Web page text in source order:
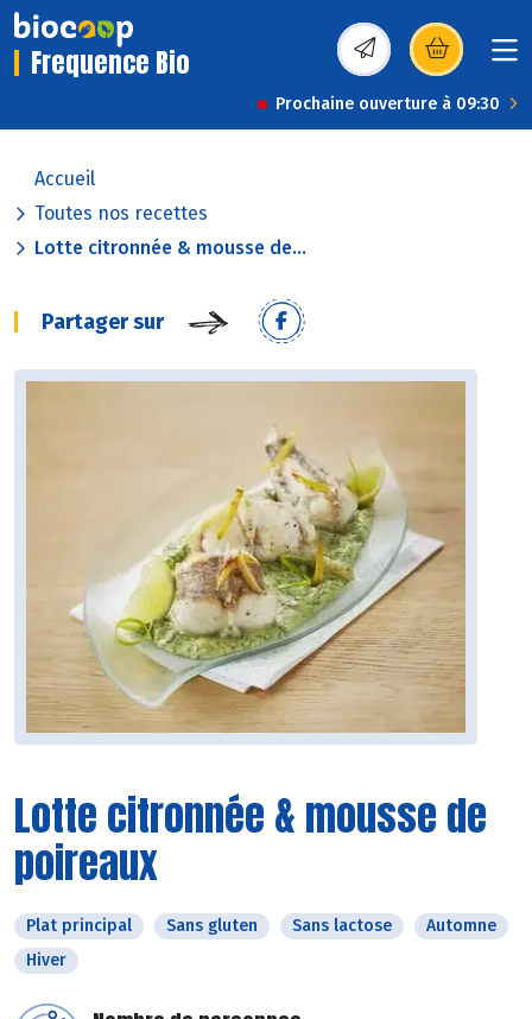
Frequence Bio (s’ouvre dans une
Prochaine ouverture à 09:30
Accueil
Toutes nos recettes
Lotte citronnée & mousse de...
Partager sur
Lotte citronnée & mousse de
poireaux
Plat principal Sans gluten Sans lactose
Automne
Hiver